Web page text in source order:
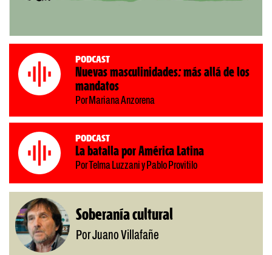
Podcast
Nuevas masculinidades: más allá de los
mandatos
Por Mariana Anzorena
Podcast
La batalla por América Latina
Por Telma Luzzani y Pablo Provitilo
Soberanía cultural
Por Juano Villafañe